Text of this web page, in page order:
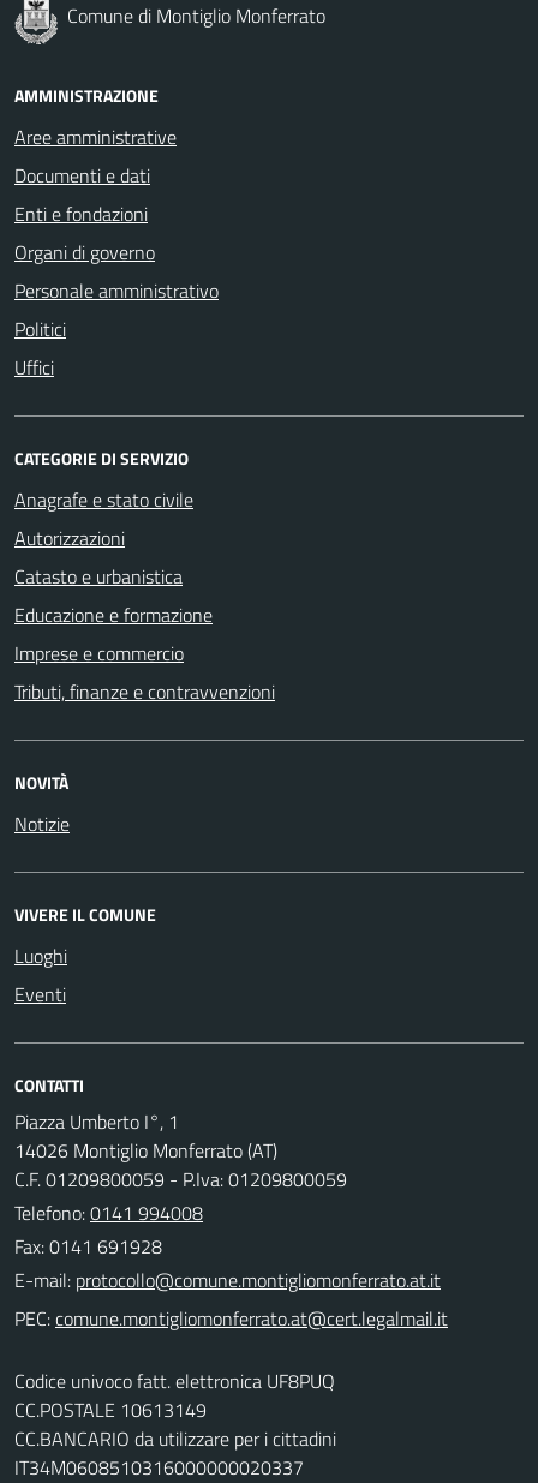
Comune di Montiglio Monferrato
AMMINISTRAZIONE
Aree amministrative
Documenti e dati
Enti e fondazioni
Organi di governo
Personale amministrativo
Politici
Uffici
CATEGORIE DI SERVIZIO
Anagrafe e stato civile
Autorizzazioni
Catasto e urbanistica
Educazione e formazione
Imprese e commercio
Tributi, finanze e contravvenzioni
NOVITÀ
Notizie
VIVERE IL COMUNE
Luoghi
Eventi
CONTATTI
Piazza Umberto I°, 1
14026 Montiglio Monferrato (AT)
C.F. 01209800059 - P.Iva: 01209800059
Telefono:0141 994008
Fax: 0141 691928
E-mail:
PEC:
Codice univoco fatt. elettronica UF8PUQ
CC.POSTALE 10613149
CC.BANCARIO da utilizzare per i cittadini
IT34M0608510316000000020337